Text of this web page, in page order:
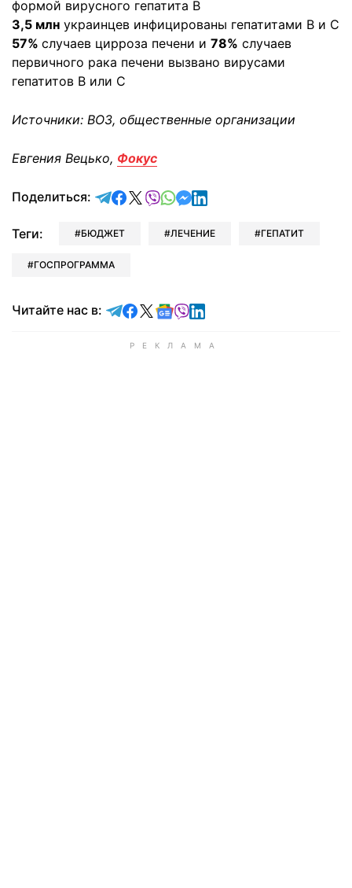
формой вирусного гепатита В
3,5 млн украинцев инфицированы гепатитами В и С
57% случаев цирроза печени и 78% случаев
первичного рака печени вызвано вирусами
гепатитов В или С
Источники: ВОЗ, общественные организации
Евгения Вецько, Фокус
Поделиться: отправить в Telegram
поделиться в Facebook
поделиться в X
отправить в Viber
отправить в Whatsapp
отправить в Messenger
отправить в LinkedIn
Теги: БЮДЖЕТ ЛЕЧЕНИЕ ГЕПАТИТ
ГОСПРОГРАММА
Читайте нас в: Читайте в Telegram
Читайте в Facebook
Читайте в X
Читайте в Google news
Читайте в Viber
Читайте в LinkedIn